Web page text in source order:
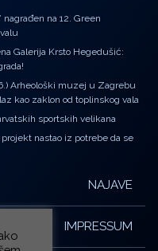
nagrađen na 12. Green
Galerija Krsto Hegedušić:
Arheološki muzej u Zagrebu
kao zaklon od toplinskog vala
sportskih velikana
nastao iz potrebe da se
NAJAVE
IMPRESSUM